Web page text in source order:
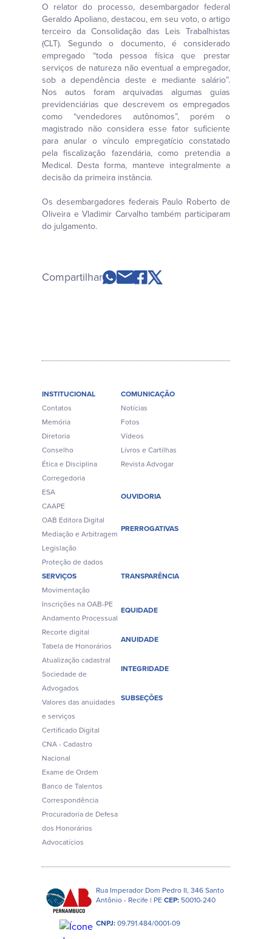
O relator do processo, desembargador federal
Geraldo Apoliano, destacou, em seu voto, o artigo
terceiro da Consolidação das Leis Trabalhistas
(CLT). Segundo o documento, é considerado
empregado “toda pessoa física que prestar
serviços de natureza não eventual a empregador,
sob a dependência deste e mediante salário”.
Nos autos foram arquivadas algumas guias
previdenciárias que descrevem os empregados
como “vendedores autônomos”, porém o
magistrado não considera esse fator suficiente
para anular o vínculo empregatício constatado
pela fiscalização fazendária, como pretendia a
Medical. Desta forma, manteve integralmente a
decisão da primeira instância.
Os desembargadores federais Paulo Roberto de
Oliveira e Vladimir Carvalho também participaram
do julgamento.
Compartilhar
INSTITUCIONAL
Contatos
Memória
Diretoria
Conselho
Ética e Disciplina
Corregedoria
ESA
CAAPE
OAB Editora Digital
Mediação e Arbitragem
Legislação
Proteção de dados
COMUNICAÇÃO
Notícias
Fotos
Vídeos
Livros e Cartilhas
Revista Advogar
OUVIDORIA
PRERROGATIVAS
SERVIÇOS
Movimentação
Inscrições na OAB-PE
Andamento Processual
Recorte digital
Tabela de Honorários
Atualização cadastral
Sociedade de
Advogados
Valores das anuidades
e serviços
Certificado Digital
CNA - Cadastro
Nacional
Exame de Ordem
Banco de Talentos
Correspondência
Procuradoria de Defesa
dos Honorários
Advocatícios
TRANSPARÊNCIA
EQUIDADE
ANUIDADE
INTEGRIDADE
SUBSEÇÕES
Rua Imperador Dom Pedro II, 346 Santo
Antônio - Recife | PECEP:50010-240
CNPJ:09.791.484/0001-09